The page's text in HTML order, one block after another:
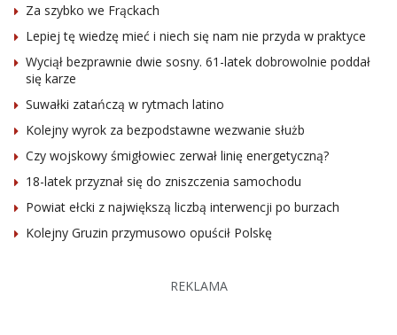
Za szybko we Frąckach
Lepiej tę wiedzę mieć i niech się nam nie przyda w praktyce
Wyciął bezprawnie dwie sosny. 61-latek dobrowolnie poddał
się karze
Suwałki zatańczą w rytmach latino
Kolejny wyrok za bezpodstawne wezwanie służb
Czy wojskowy śmigłowiec zerwał linię energetyczną?
18-latek przyznał się do zniszczenia samochodu
Powiat ełcki z największą liczbą interwencji po burzach
Kolejny Gruzin przymusowo opuścił Polskę
REKLAMA